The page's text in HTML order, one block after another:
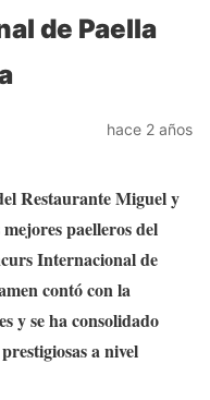
de Paella
hace 2 años
Restaurante Miguel y
paelleros del
Internacional de
contó con la
y se ha consolidado
a nivel